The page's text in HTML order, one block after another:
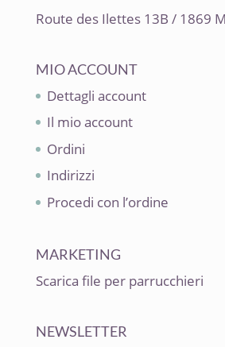
Route des Ilettes 13B / 1869
MIO ACCOUNT
Dettagli account
Il mio account
Ordini
Indirizzi
Procedi con l’ordine
MARKETING
Scarica file per parrucchieri
NEWSLETTER